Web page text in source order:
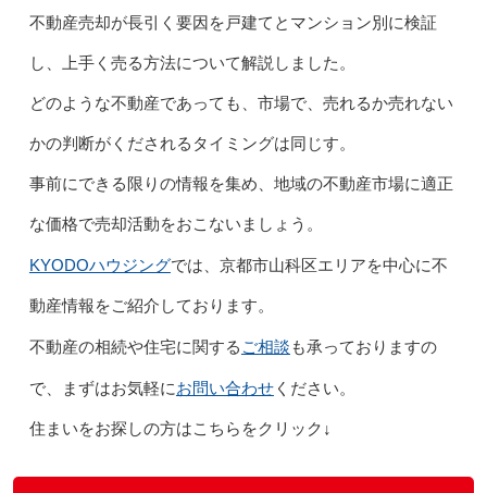
不動産売却が長引く要因を戸建てとマンション別に検証
し、上手く売る方法について解説しました。
どのような不動産であっても、市場で、売れるか売れない
かの判断がくだされるタイミングは同じす。
事前にできる限りの情報を集め、地域の不動産市場に適正
な価格で売却活動をおこないましょう。
KYODOハウジングでは、京都市山科区エリアを中心に不
動産情報をご紹介しております。
不動産の相続や住宅に関する ご相談 も承っておりますの
で、まずはお気軽にお問い合わせください。
住まいをお探しの方はこちらをクリック↓